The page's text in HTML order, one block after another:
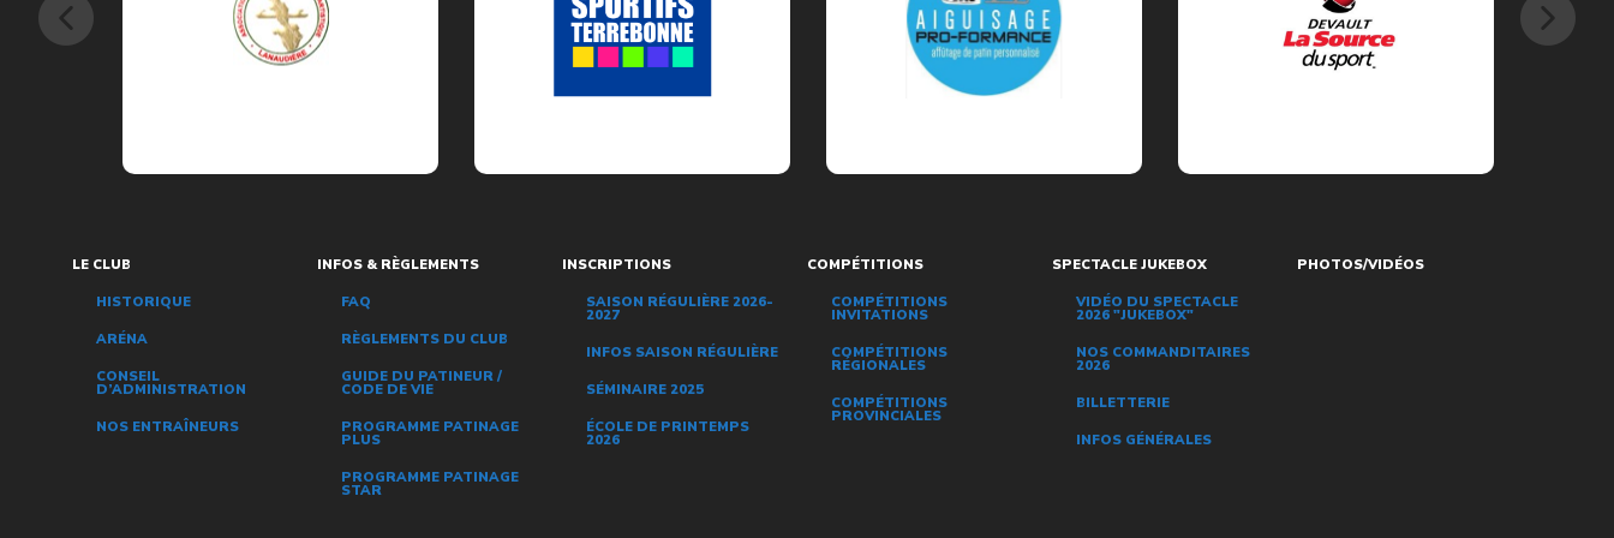
LE CLUB
HISTORIQUE
ARÉNA
CONSEIL
D’ADMINISTRATION
NOS ENTRAÎNEURS
INFOS & RÈGLEMENTS
FAQ
RÈGLEMENTS DU CLUB
GUIDE DU PATINEUR /
CODE DE VIE
PROGRAMME PATINAGE
PLUS
PROGRAMME PATINAGE
STAR
INSCRIPTIONS
SAISON RÉGULIÈRE 2026-
2027
INFOS SAISON RÉGULIÈRE
SÉMINAIRE 2025
ÉCOLE DE PRINTEMPS
2026
COMPÉTITIONS
COMPÉTITIONS
INVITATIONS
COMPÉTITIONS
RÉGIONALES
COMPÉTITIONS
PROVINCIALES
SPECTACLE JUKEBOX
VIDÉO DU SPECTACLE
2026 "JUKEBOX"
NOS COMMANDITAIRES
2026
BILLETTERIE
INFOS GÉNÉRALES
PHOTOS/VIDÉOS